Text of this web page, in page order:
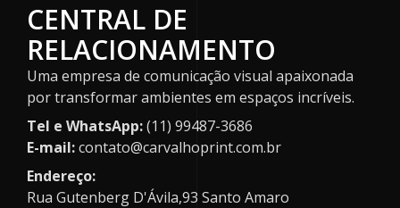
CENTRAL DE
RELACIONAMENTO
Uma empresa de comunicação visual apaixonada
por transformar ambientes em espaços incríveis.
Tel e WhatsApp:(11) 99487-3686
E-mail:contato@carvalhoprint.com.br
Endereço:
Rua Gutenberg D'Ávila,93 Santo Amaro